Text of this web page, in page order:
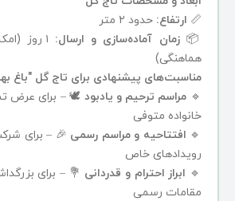
📏 ارتفاع: حدود ۲ متر
📦زمان آماده‌سازی و ارسال:
۱ روز
هماهنگی)
مناسبت‌های پیشنهادی برای تاج گل "باغ
🔹 مراسم ترحیم و یادبود 🕊️ – برای عرض
خانواده متوفی
🔹 افتتاحیه و مراسم رسمی 🎉 – برای
رویدادهای خاص
🔹 ابراز احترام و قدردانی 💐 – برای
مقامات رسمی